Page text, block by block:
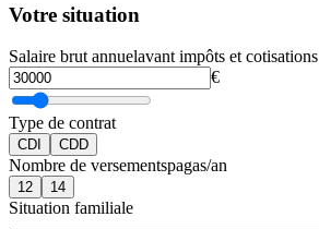
Votre situation
Salaire brut annuelavant impôts et cotisations
€
Type de contrat
CDI CDD
Nombre de versementspagas/an
12 14
Situation familiale